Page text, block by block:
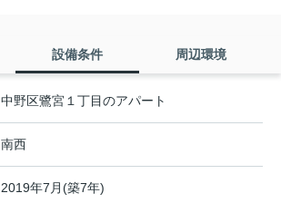
設備条件 周辺環境
中野区鷺宮１丁目のアパート
南西
2019年7月(築7年)